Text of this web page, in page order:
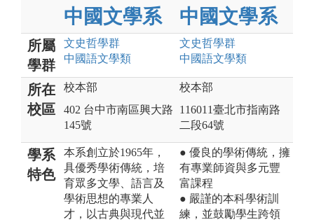
中國文學系
中國文學系
所屬
學群
文史哲學群
中國語文學類
文史哲學群
中國語文學類
所在
校區
校本部
402 台中市南區興大路
145號
校本部
116011臺北市指南路
二段64號
學系
特色
本系創立於1965年，
具優秀學術傳統，培
育眾多文學、語言及
學術思想的專業人
才，以古典與現代並
● 優良的學術傳統，擁
有專業師資與多元豐
富課程
● 嚴謹的本科學術訓
練，並鼓勵學生跨領